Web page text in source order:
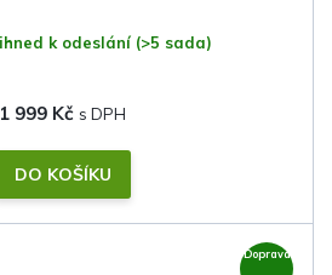
ihned k odeslání (>5 sada)
1 999 Kč
DO KOŠÍKU
Doprava